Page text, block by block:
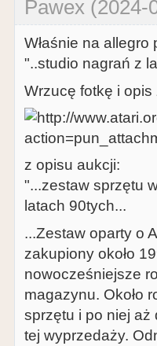
Pawex (2024-
Właśnie na allegro
"..studio nagrań z
Wrzucę fotkę i opis
z opisu aukcji:
"...zestaw sprzętu
latach 90tych...
...Zestaw oparty o
zakupiony około
nowocześniejsze
magazynu. Około
sprzętu i po niej aż
tej wyprzedaży.